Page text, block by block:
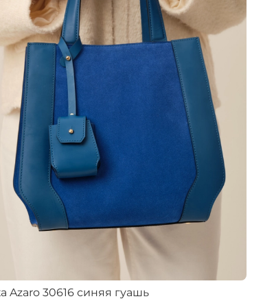
Azaro 30616 синяя гуашь